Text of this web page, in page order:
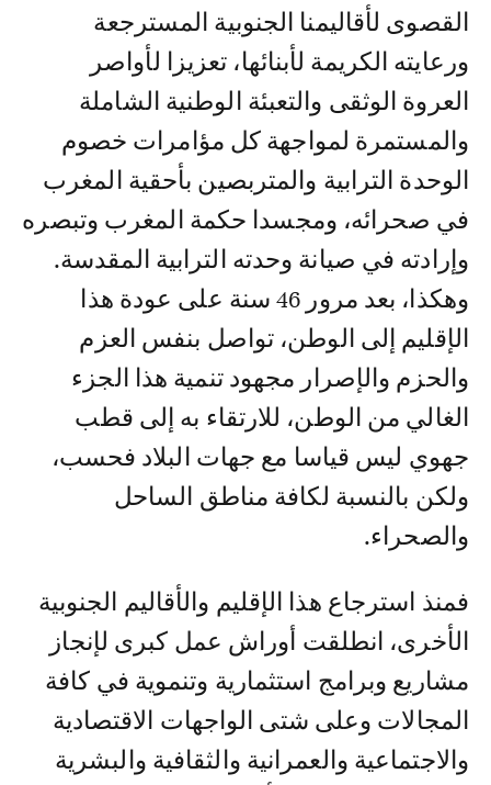
القصوى لأقاليمنا الجنوبية المسترجعة
ورعايته الكريمة لأبنائها، تعزيزا لأواصر
العروة الوثقى والتعبئة الوطنية الشاملة
والمستمرة لمواجهة كل مؤامرات خصوم
الوحدة الترابية والمتربصين بأحقية المغرب
في صحرائه، ومجسدا حكمة المغرب وتبصره
وإرادته في صيانة وحدته الترابية المقدسة.
وهكذا، بعد مرور 46 سنة على عودة هذا
الإقليم إلى الوطن، تواصل بنفس العزم
والحزم والإصرار مجهود تنمية هذا الجزء
الغالي من الوطن، للارتقاء به إلى قطب
جهوي ليس قياسا مع جهات البلاد فحسب،
ولكن بالنسبة لكافة مناطق الساحل
والصحراء.
فمنذ استرجاع هذا الإقليم والأقاليم الجنوبية
الأخرى، انطلقت أوراش عمل كبرى لإنجاز
مشاريع وبرامج استثمارية وتنموية في كافة
المجالات وعلى شتى الواجهات الاقتصادية
والاجتماعية والعمرانية والثقافية والبشرية